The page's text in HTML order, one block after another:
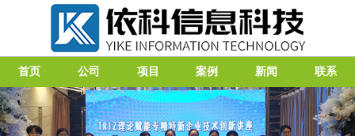
首页 公司 项目 案例 新闻 联系